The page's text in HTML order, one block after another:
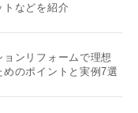
トなどを紹介
ョンリフォームで理想
のポイントと実例7選